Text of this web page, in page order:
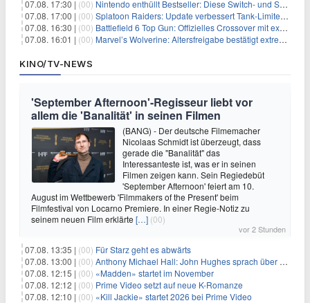
07.08. 17:30 | (00) Nintendo enthüllt Bestseller: Diese Switch- und Switch-2-Spiele verkaufen sich am besten
07.08. 17:00 | (00) Splatoon Raiders: Update verbessert Tank-Limiter und behebt Bugs
07.08. 16:30 | (00) Battlefield 6 Top Gun: Offizielles Crossover mit exklusiven Inhalten angekündigt
07.08. 16:01 | (00) Marvel’s Wolverine: Altersfreigabe bestätigt extreme Gewalt und düstere Szenen
KINO/TV-NEWS
'September Afternoon'-Regisseur liebt vor
allem die 'Banalität' in seinen Filmen
(BANG) - Der deutsche Filmemacher
Nicolaas Schmidt ist überzeugt, dass
gerade die "Banalität" das
Interessanteste ist, was er in seinen
Filmen zeigen kann. Sein Regiedebüt
'September Afternoon' feiert am 10.
August im Wettbewerb 'Filmmakers of the Present' beim
Filmfestival von Locarno Premiere. In einer Regie-Notiz zu
seinem neuen Film erklärte […] (00)
vor 2 Stunden
07.08. 13:35 | (00) Für Starz geht es abwärts
07.08. 13:00 | (00) Anthony Michael Hall: John Hughes sprach über eine Fortsetzung von 'The Breakfast Club'
07.08. 12:15 | (00) «Madden» startet im November
07.08. 12:12 | (00) Prime Video setzt auf neue K-Romanze
07.08. 12:10 | (00) «Kill Jackie» startet 2026 bei Prime Video